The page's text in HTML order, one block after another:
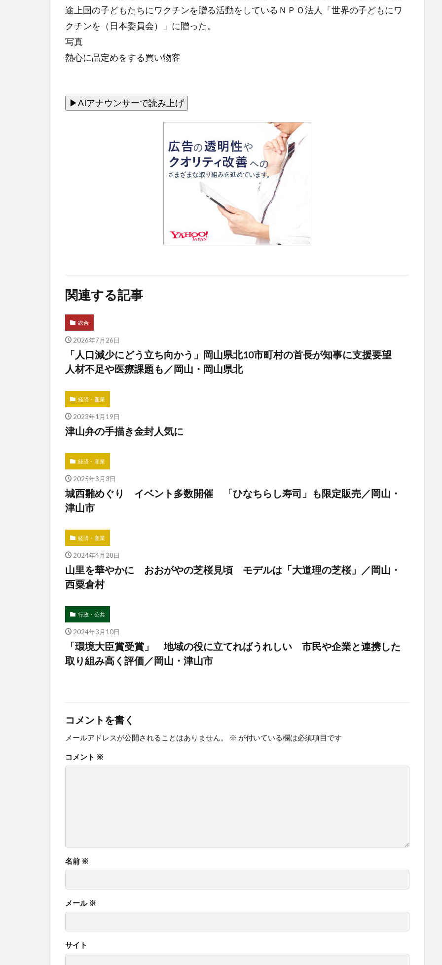
途上国の子どもたちにワクチンを贈る活動をしているＮＰＯ法人「世界の子どもにワ
クチンを（日本委員会）」に贈った。
写真
熱心に品定めをする買い物客
関連する記事
総合
2026年7月26日
「人口減少にどう立ち向かう」岡山県北10市町村の首長が知事に支援要望
人材不足や医療課題も／岡山・岡山県北
経済・産業
2023年1月19日
津山弁の手描き金封人気に
経済・産業
2025年3月3日
城西雛めぐり イベント多数開催 「ひなちらし寿司」も限定販売／岡山・
津山市
経済・産業
2024年4月28日
山里を華やかに おおがやの芝桜見頃 モデルは「大道理の芝桜」／岡山・
西粟倉村
行政・公共
2024年3月10日
「環境大臣賞受賞」 地域の役に立てればうれしい 市民や企業と連携した
取り組み高く評価／岡山・津山市
コメントを書く
メールアドレスが公開されることはありません。 ※ が付いている欄は必須項目です
コメント ※
名前 ※
メール ※
サイト